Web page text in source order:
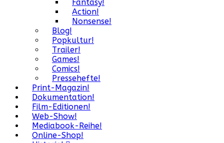
Fantasy!
Action!
Nonsense!
Blog!
Popkultur!
Trailer!
Games!
Comics!
Pressehefte!
Print-Magazin!
Dokumentation!
Film-Editionen!
Web-Show!
Mediabook-Reihe!
Online-Shop!